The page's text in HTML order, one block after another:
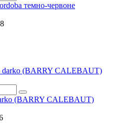
темно-червоне
(BARRY CALEBAUT)